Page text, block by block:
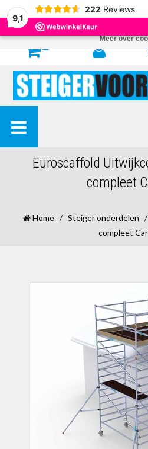
9,1
222 Reviews
Euroscaffold
compleet
Home / Steiger onderdelen /
compleet
Door het gebruiken van onze website,
cookies om onze website te
Meer over